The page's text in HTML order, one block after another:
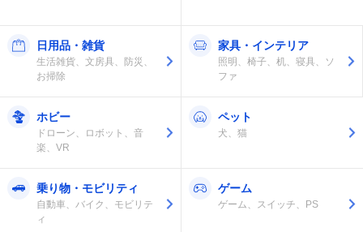
日用品・雑貨
生活雑貨、文房具、防災、
お掃除
家具・インテリア
照明、椅子、机、寝具、ソ
ファ
ホビー
ドローン、ロボット、音
楽、VR
ペット
犬、猫
乗り物・モビリティ
自動車、バイク、モビリテ
ィ
ゲーム
ゲーム、スイッチ、PS